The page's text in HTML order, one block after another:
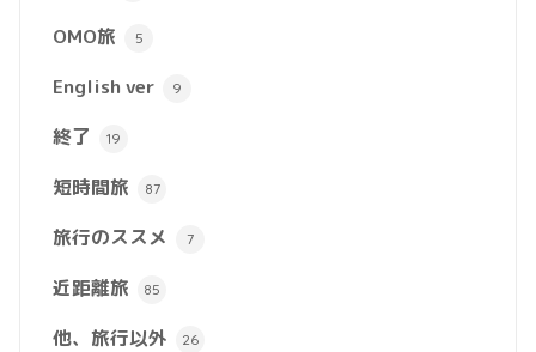
OMO旅 5
English ver 9
終了 19
短時間旅 87
旅行のススメ 7
近距離旅 85
他、旅行以外 26